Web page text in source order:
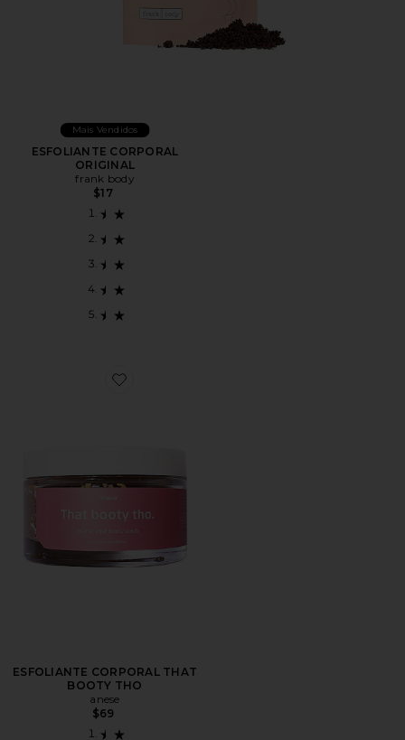
Mais Vendidos
ESFOLIANTE CORPORAL
ORIGINAL
frank body
$17
Favorite ESFOLIANTE CORPORAL THAT BOOTY THO
ESFOLIANTE CORPORAL THAT
BOOTY THO
anese
$69